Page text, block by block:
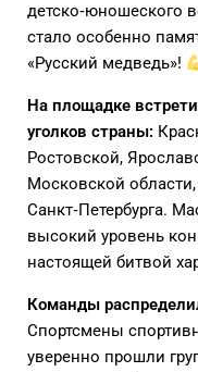
детско‑юношеского
стало особенно
«Русский медведь»!
На площадке
уголков страны:
Ростовской,
Московской
Санкт‑Петербурга.
высокий уровень
настоящей битвой
Команды
Спортсмены
уверенно прошли